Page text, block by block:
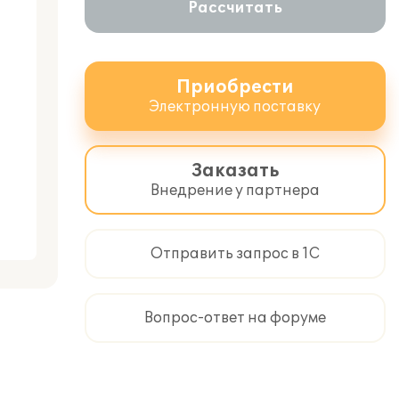
Рассчитать
Приобрести
Электронную поставку
Заказать
Внедрение у партнера
Отправить запрос в 1С
Вопрос-ответ на форуме